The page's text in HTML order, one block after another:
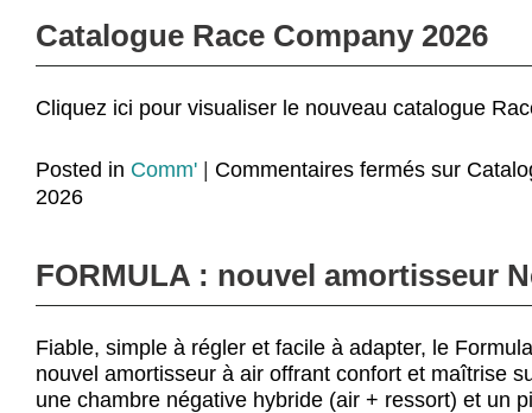
Catalogue Race Company 2026
Cliquez ici pour visualiser le nouveau catalogue
Posted in Comm' Commentaires fermés sur
2026
FORMULA : nouvel amortisseur
Fiable, simple à régler et facile à adapter, le
nouvel amortisseur à air offrant confort et maîtrise
une chambre négative hybride (air + ressort) et un